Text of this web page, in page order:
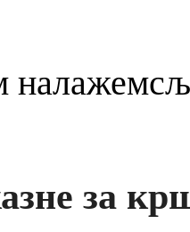
за